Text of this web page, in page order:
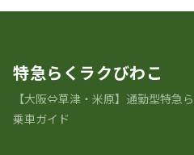
特急らくラクびわこ
【大阪⇔草津・米原】通勤型特急
乗車ガイド